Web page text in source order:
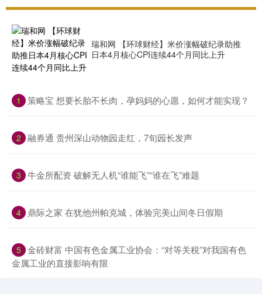
瑞和网 【环球财经】米价涨幅破纪录助推
日本4月核心CPI连续44个月同比上升
1 ​策略宝 想要长胎不长肉，孕妈妈的心愿，如何才能实现？
2 ​融券通 贵州深山动物园走红，7旬园长发声
3 ​牛金所配资 破解无人机“谁能飞”“谁在飞”难题
4 ​鼎际之家 在犹他州帕克城，体验完美山间冬日假期
5 ​金砖财富 中国有色金属工业协会：“对等关税”对我国有色
金属工业的直接影响有限